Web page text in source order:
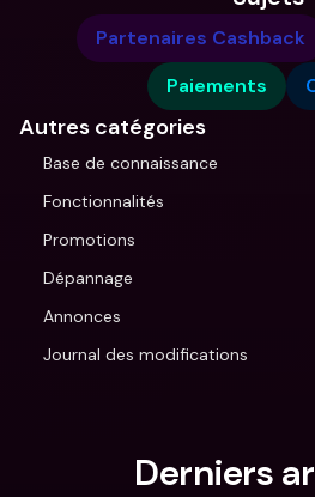
Partenaires Cashback
Paiements
Autres catégories
Base de connaissance
Fonctionnalités
Promotions
Dépannage
Annonces
Journal des modifications
Derniers